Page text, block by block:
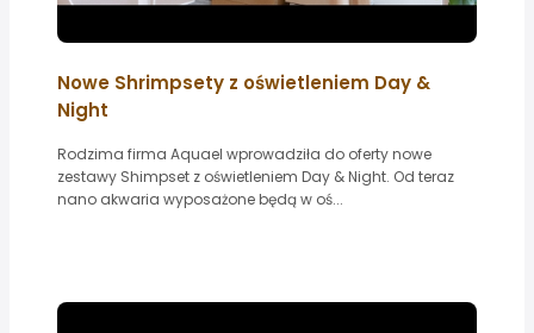
Nowe Shrimpsety z oświetleniem Day &
Night
Rodzima firma Aquael wprowadziła do oferty nowe
zestawy Shimpset z oświetleniem Day & Night. Od teraz
nano akwaria wyposażone będą w oś...